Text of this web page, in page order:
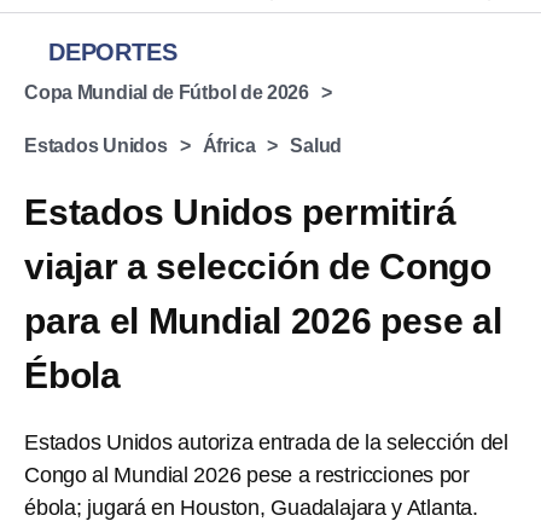
DEPORTES
Copa Mundial de Fútbol de 2026
Estados Unidos África Salud
Estados Unidos permitirá
viajar a selección de Congo
para el Mundial 2026 pese al
Ébola
Estados Unidos autoriza entrada de la selección del
Congo al Mundial 2026 pese a restricciones por
ébola; jugará en Houston, Guadalajara y Atlanta.